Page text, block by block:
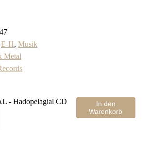
E-H, Musik
Metal
- Hadopelagial CD
In den
Warenkorb